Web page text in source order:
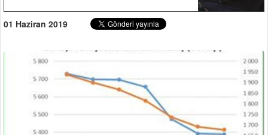
01 Haziran 2019